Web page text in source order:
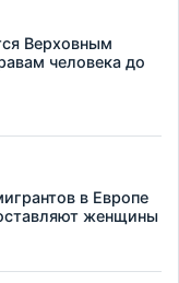
Верховным
человека до
в Европе
женщины